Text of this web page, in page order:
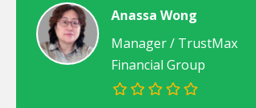
Anassa Wong
Manager / TrustMax
Financial Group